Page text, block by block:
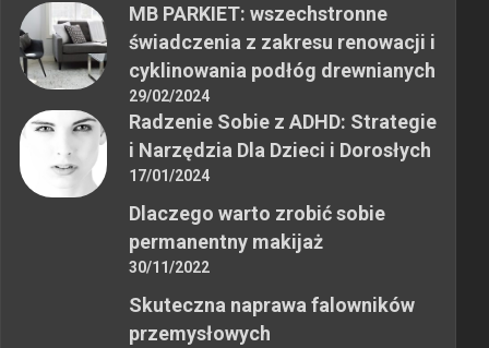
MB PARKIET: wszechstronne
świadczenia z zakresu renowacji i
cyklinowania podłóg drewnianych
29/02/2024
Radzenie Sobie z ADHD: Strategie
i Narzędzia Dla Dzieci i Dorosłych
17/01/2024
Dlaczego warto zrobić sobie
permanentny makijaż
30/11/2022
Skuteczna naprawa falowników
przemysłowych